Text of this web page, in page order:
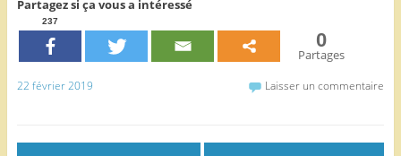
c
e
b
o
itt
er
ai
l
ta
Partagez si ça vous a intéressé
237
0
Partages
22 février 2019 Laisser un commentaire